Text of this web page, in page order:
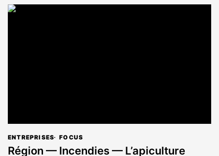
ENTREPRISES FOCUS
Région — Incendies — L’apiculture